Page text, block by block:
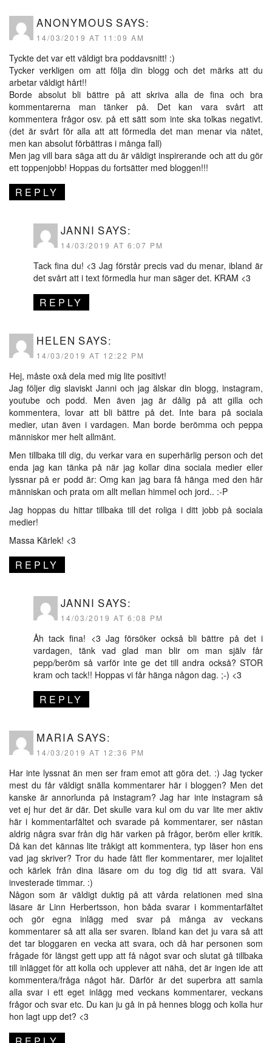
ANONYMOUS SAYS:
14/03/2019 AT 11:09 AM
Tyckte det var ett väldigt bra poddavsnitt! :)
Tycker verkligen om att följa din blogg och det märks att du
arbetar väldigt hårt!!
Borde absolut bli bättre på att skriva alla de fina och bra
kommentarerna man tänker på. Det kan vara svårt att
kommentera frågor osv. på ett sätt som inte ska tolkas negativt.
(det är svårt för alla att att förmedla det man menar via nätet,
men kan absolut förbättras i många fall)
Men jag vill bara säga att du är väldigt inspirerande och att du gör
ett toppenjobb! Hoppas du fortsätter med bloggen!!!
REPLY
JANNI SAYS:
14/03/2019 AT 6:07 PM
Tack fina du! <3 Jag förstår precis vad du menar, ibland är
det svårt att i text förmedla hur man säger det. KRAM <3
REPLY
HELEN SAYS:
14/03/2019 AT 12:22 PM
Hej, måste oxå dela med mig lite positivt!
Jag följer dig slaviskt Janni och jag älskar din blogg, instagram,
youtube och podd. Men även jag är dålig på att gilla och
kommentera, lovar att bli bättre på det. Inte bara på sociala
medier, utan även i vardagen. Man borde berömma och peppa
människor mer helt allmänt.
Men tillbaka till dig, du verkar vara en superhärlig person och det
enda jag kan tänka på när jag kollar dina sociala medier eller
lyssnar på er podd är: Omg kan jag bara få hänga med den här
människan och prata om allt mellan himmel och jord.. :-P
Jag hoppas du hittar tillbaka till det roliga i ditt jobb på sociala
medier!
Massa Kärlek! <3
REPLY
JANNI SAYS:
14/03/2019 AT 6:08 PM
Åh tack fina! <3 Jag försöker också bli bättre på det i
vardagen, tänk vad glad man blir om man själv får
pepp/beröm så varför inte ge det till andra också? STOR
kram och tack!! Hoppas vi får hänga någon dag. ;-) <3
REPLY
MARIA SAYS:
14/03/2019 AT 12:36 PM
Har inte lyssnat än men ser fram emot att göra det. :) Jag tycker
mest du får väldigt snälla kommentarer här i bloggen? Men det
kanske är annorlunda på instagram? Jag har inte instagram så
vet ej hur det är där. Det skulle vara kul om du var lite mer aktiv
här i kommentarfältet och svarade på kommentarer, ser nästan
aldrig några svar från dig här varken på frågor, beröm eller kritik.
Då kan det kännas lite tråkigt att kommentera, typ läser hon ens
vad jag skriver? Tror du hade fått fler kommentarer, mer lojalitet
och kärlek från dina läsare om du tog dig tid att svara. Väl
investerade timmar. :)
Någon som är väldigt duktig på att vårda relationen med sina
läsare är Linn Herbertsson, hon båda svarar i kommentarfältet
och gör egna inlägg med svar på många av veckans
kommentarer så att alla ser svaren. Ibland kan det ju vara så att
det tar bloggaren en vecka att svara, och då har personen som
frågade för längst gett upp att få något svar och slutat gå tillbaka
till inlägget för att kolla och upplever att nähä, det är ingen ide att
kommentera/fråga något här. Därför är det superbra att samla
alla svar i ett eget inlägg med veckans kommentarer, veckans
frågor och svar etc. Du kan ju gå in på hennes blogg och kolla hur
hon lagt upp det? <3